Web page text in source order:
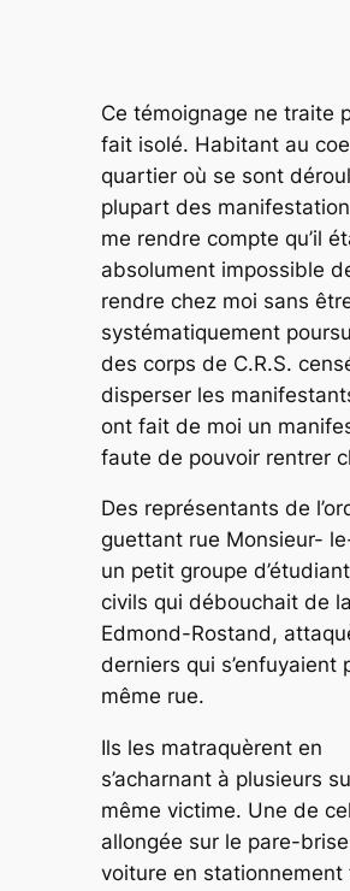
Ce témoignage ne traite
fait isolé. Habitant au
quartier où se sont
plupart des
me rendre compte qu’il
absolument impossible
rendre chez moi sans
systématiquement
des corps de C.R.S.
disperser les
ont fait de moi un
faute de pouvoir rentrer
Des représentants de
guettant rue Monsieur-
un petit groupe
civils qui débouchait de
Edmond-Rostand,
derniers qui s’enfuyaient
même rue.
Ils les matraquèrent en
s’acharnant à plusieurs
même victime. Une de
allongée sur le pare-brise
voiture en stationnement